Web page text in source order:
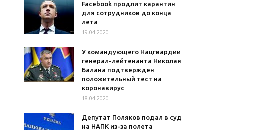
Facebook продлит карантин
для сотрудников до конца
лета
19.04.2020
У командующего Нацгвардии
генерал-лейтенанта Николая
Балана подтвержден
положительный тест на
коронавирус
18.04.2020
Депутат Поляков подал в суд
на НАПК из-за полета